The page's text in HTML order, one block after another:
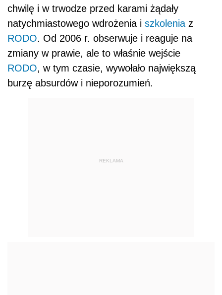
chwilę i w trwodze przed karami żądały
natychmiastowego wdrożenia i szkolenia z
RODO. Od 2006 r. obserwuje i reaguje na
zmiany w prawie, ale to właśnie wejście
RODO, w tym czasie, wywołało największą
burzę absurdów i nieporozumień.
REKLAMA